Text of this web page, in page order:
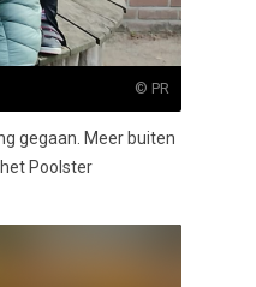
© PR
gegaan. Meer buiten
Poolster